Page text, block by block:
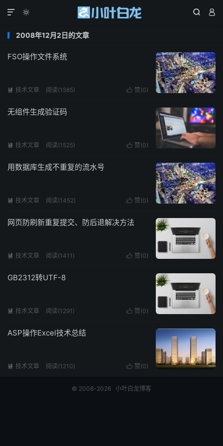
  

2008年12月2日的文章
FSO操作文件系统
 赞(0)
 技术文章 阅读(1585)
无组件生成验证码
 赞(0)
 技术文章 阅读(1525)
用数据库生成不重复的流水号
 赞(0)
 技术文章 阅读(1452)
网页防刷新重复提交、防后退解决方法
 赞(0)
 技术文章 阅读(1411)
GB2312转UTF-8
 赞(0)
 技术文章 阅读(1291)
ASP操作Excel技术总结
 赞(0)
 技术文章 阅读(1210)
© 2008-2026 小叶白龙博客